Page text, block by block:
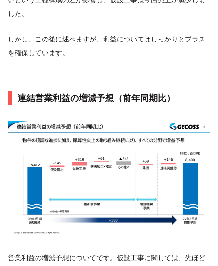
した。
しかし、この後に述べますが、利益についてはしっかりとプラス
を確保しています。
連結営業利益の増減予想（前年同期比）
営業利益の増減予想についてです。仮設工事に関しては、先ほど